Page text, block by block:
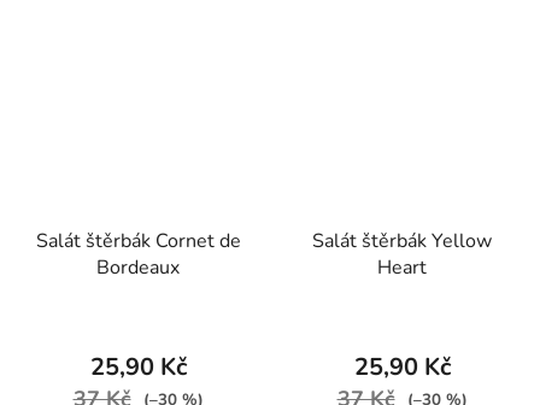
Salát štěrbák Cornet de
Bordeaux
25,90 Kč
(–30 %)
Salát štěrbák Yellow
Heart
25,90 Kč
(–30 %)